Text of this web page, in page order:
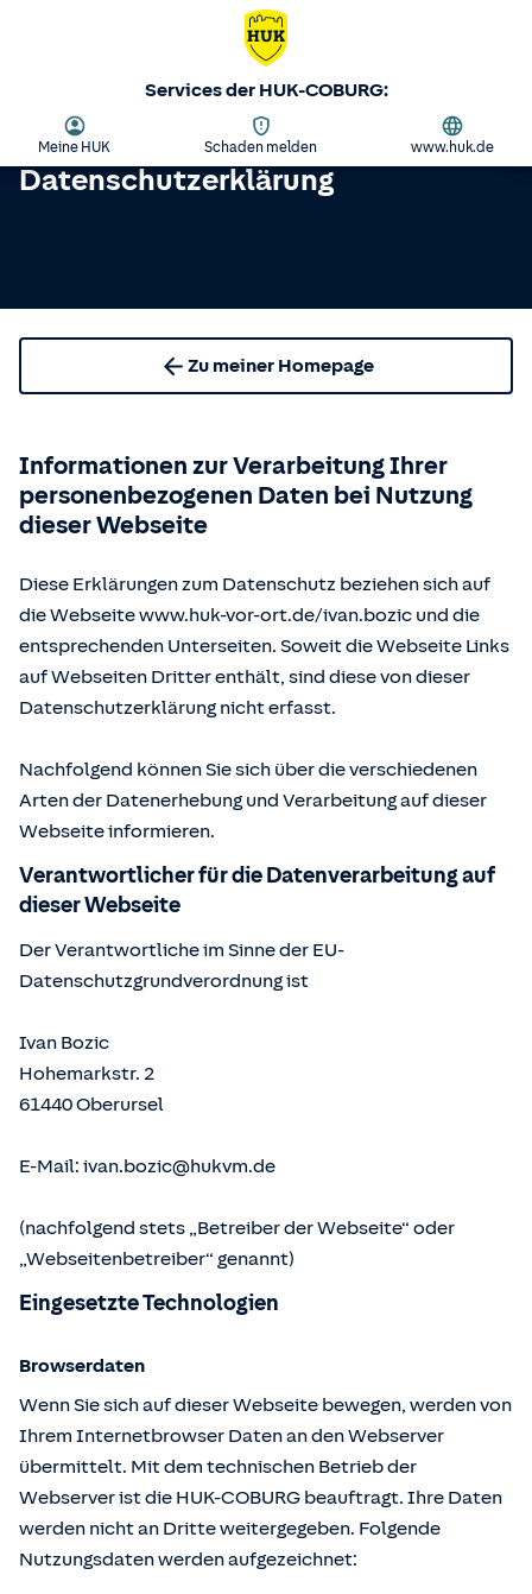
Services der HUK-COBURG:
Meine HUK Schaden melden www.huk.de
Datenschutzerklärung
Zu meiner Homepage
Informationen zur Verarbeitung Ihrer
personenbezogenen Daten bei Nutzung
dieser Webseite
Diese Erklärungen zum Datenschutz beziehen sich auf
die Webseite www.huk-vor-ort.de/ivan.bozic und die
entsprechenden Unterseiten. Soweit die Webseite Links
auf Webseiten Dritter enthält, sind diese von dieser
Datenschutzerklärung nicht erfasst.
Nachfolgend können Sie sich über die verschiedenen
Arten der Datenerhebung und Verarbeitung auf dieser
Webseite informieren.
Verantwortlicher für die Datenverarbeitung auf
dieser Webseite
Der Verantwortliche im Sinne der EU-
Datenschutzgrundverordnung ist
Ivan Bozic
Hohemarkstr. 2
61440Oberursel
E-Mail: ivan.bozic@hukvm.de
(nachfolgend stets „Betreiber der Webseite“ oder
„Webseitenbetreiber“ genannt)
Eingesetzte Technologien
Browserdaten
Wenn Sie sich auf dieser Webseite bewegen, werden von
Ihrem Internetbrowser Daten an den Webserver
übermittelt. Mit dem technischen Betrieb der
Webserver ist die HUK-COBURG beauftragt. Ihre Daten
werden nicht an Dritte weitergegeben. Folgende
Nutzungsdaten werden aufgezeichnet: